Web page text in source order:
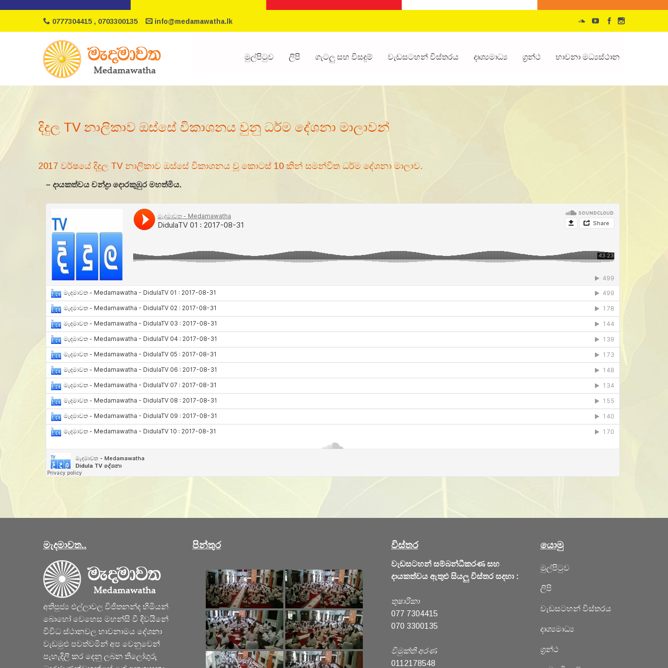
0777304415 , 0703300135 info@medamawatha.lk
මුල්පිටුව ලිපි ගැටලු සහ විසදුම් වැඩසටහන් විස්තරය දෘශ්‍යමාධ්‍ය ග්‍රන්ථ භාවනා මධ්‍යස්ථාන
දිදුල TV නාලිකාව ඔස්සේ විකාශනය වුනු ධර්ම දේශනා මාලාවන්
2017 වර්ෂයේ දිදුල TV නාලිකාව ඔස්සේ විකාශනය වූ කොටස් 10 කින් සමන්විත ධර්ම දේශනා මාලාව.
– දායකත්වය චන්ද්‍රා දොරකුඹුර මහත්මිය.
මැදමාවත..
අතිපුජ්‍ය එල්ලාවල විජිතනන්ද හිමියන්
බොහෝ වෙහෙස මහන්සි වී දිවයිනේ
විවිධ ස්ථානවල භාවනාමය දේශනා
වැඩමුළු පවත්වමින් අප වෙනුවෙන්
පැහැදිලි කර දෙනු ලබන තිලෝගුරු
පින්තුර විස්තර
වැඩසටහන් සම්බන්ධීකරණ සහ
දායකත්වය ඇතුළු සියලු විස්තර සදහා :
තුෂාරිකා
077 7304415
070 3300135
විමුක්ති අරණ
0112178548
යොමු
මුල්පිටුව
ලිපි
වැඩසටහන් විස්තරය
දෘශ්‍යමාධ්‍ය
ග්‍රන්ථ